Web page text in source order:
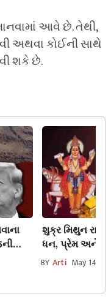
આવે છે. તેથી,
અથવા કોઈની સાથે
શકે છે.
શુક્ર મિથુન
ધન, પ્રેમ અને
જ્યારે 2
BY Arti May 14,